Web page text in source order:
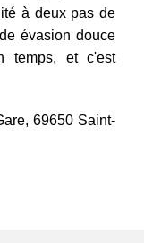
à deux pas de
évasion douce
temps, et c'est
69650 Saint-